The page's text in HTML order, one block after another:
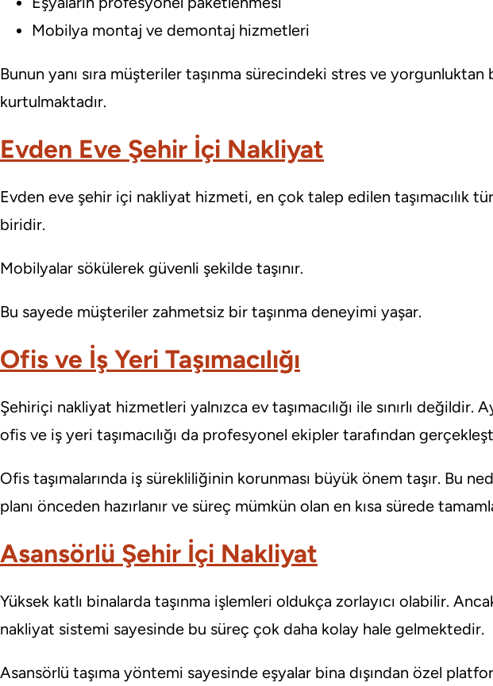
Mobilya montaj ve demontaj hizmetleri
Bunun yanı sıra müşteriler taşınma sürecindeki stres ve
kurtulmaktadır.
Evden Eve Şehir İçi Nakliyat
Evden eve şehir içi nakliyat hizmeti, en çok talep edilen taşımacılık
biridir.
Mobilyalar sökülerek güvenli şekilde taşınır.
Bu sayede müşteriler zahmetsiz bir taşınma deneyimi yaşar.
Ofis ve İş Yeri Taşımacılığı
Şehiriçi nakliyat hizmetleri yalnızca ev taşımacılığı ile sınırlı değildir.
ofis ve iş yeri taşımacılığı da profesyonel ekipler tarafından
Ofis taşımalarında iş sürekliliğinin korunması büyük önem taşır. Bu
planı önceden hazırlanır ve süreç mümkün olan en kısa sürede
Asansörlü Şehir İçi Nakliyat
Yüksek katlı binalarda taşınma işlemleri oldukça zorlayıcı olabilir.
nakliyat sistemi sayesinde bu süreç çok daha kolay hale gelmektedir.
Asansörlü taşıma yöntemi sayesinde eşyalar bina dışından özel